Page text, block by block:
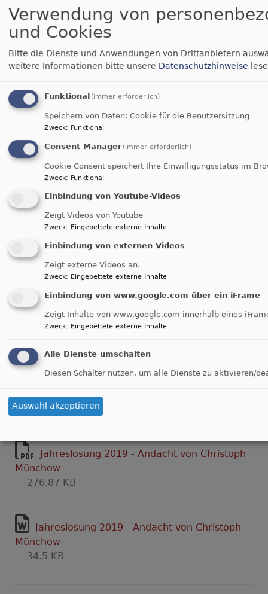
Miteinander ist Claudia Kuchenbauers täglich
Brot. Die 56-Jährige ist sowohl Pfarrerin als auch
bayerischen evangelischen Landeskirche. Deren
Konfliktberatung sowie auf Angeboten zur
Friedensbildung.
Weiterlesenüber
Und
wir
können
mitmachen!
Kirche des gerechten
Friedens werden - (wie)
geht das?
Weiterlesen
Kirche
des
gerechten
Friedens
werden
-
(wie)
geht
das?
Andacht zur Jahreslosung
Was es auf der Suche nach Friedensorten und
Friedensoasen zu entdecken gibt, beschreibt der
Christoph Münchowin seiner
Jahreslosung 2019: "Suche Frieden und jage
ihm nach" (Psalm 34,15).
Jahreslosung 2019 - Andacht von Christoph
Münchow
276.87 KB
Jahreslosung 2019 - Andacht von Christoph
Münchow
34.5 KB
Verwendung von
und Cookies
Bitte die Dienste und Anwendungen von Drittanbietern
weitere Informationen bitte unsere Datenschutzhinweise
Funktional (immer erforderlich)
Speichern von Daten: Cookie für die Benutzersitzung
Zweck: Funktional
Consent Manager (immer erforderlich)
Cookie Consent speichert Ihre Einwilligungsstatus im
Zweck: Funktional
Einbindung von Youtube-Videos
Zeigt Videos von Youtube
Zweck: Eingebettete externe Inhalte
Einbindung von externen Videos
Zeigt externe Videos an.
Zweck: Eingebettete externe Inhalte
Einbindung von www.google.com über ein iFrame
Zeigt Inhalte von www.google.com innerhalb eines
Zweck: Eingebettete externe Inhalte
Alle Dienste umschalten
Diesen Schalter nutzen, um alle Dienste zu aktivieren/
Auswahl akzeptieren